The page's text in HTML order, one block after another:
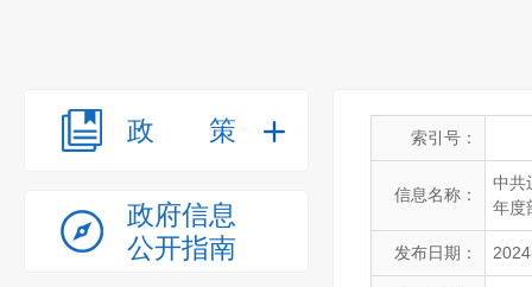
政策
政府信息
公开指南
索引号：
信息名称：
中共
年度
发布日期：